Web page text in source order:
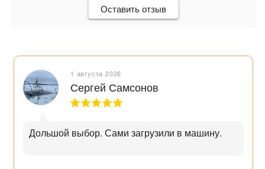
Оставить отзыв
1 августа 2026
Сергей Самсонов
Дольшой выбор. Сами загрузили в машину.